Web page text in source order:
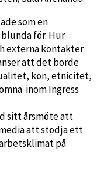
som en
för. Hur
externa kontakter
att det borde
kön, etnicitet,
inom Ingress
sitt årsmöte att
att stödja ett
på